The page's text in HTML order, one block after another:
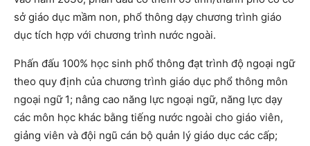
sở giáo dục mầm non, phổ thông dạy chương trình giáo
dục tích hợp với chương trình nước ngoài.
Phấn đấu 100% học sinh phổ thông đạt trình độ ngoại ngữ
theo quy định của chương trình giáo dục phổ thông môn
ngoại ngữ 1; nâng cao năng lực ngoại ngữ, năng lực dạy
các môn học khác bằng tiếng nước ngoài cho giáo viên,
giảng viên và đội ngũ cán bộ quản lý giáo dục các cấp;